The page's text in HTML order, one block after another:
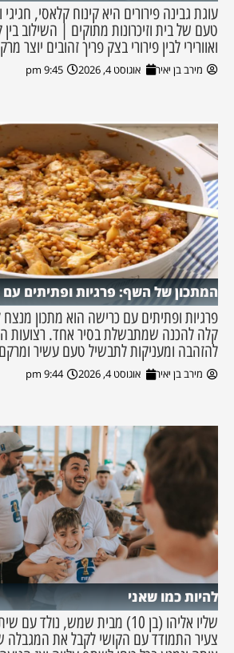
עוגת גבינה פירורים היא קינוח קלאסי,
טעם של בית וזיכרונות מתוקים | השילוב
ואוורירי לבין פירורי בצק פריך זהובים יוצר
מירב בן יאיר אוגוסט 4, 2026 9:45 pm
המתכון של השף: פרגיות ופתיתים
פרגיות ופתיתים עם כרישה הוא מתכון
קלה להכנה שמתבשלת בסיר אחד. רצועות
להזהבה ומעניקות לתבשיל טעם עשיר
מירב בן יאיר אוגוסט 4, 2026 9:44 pm
להיות כמו שאני
שליו אליהו (בן 10) מבית שמש,
צעיר התמודד עם הקושי לקבל את המגבלה